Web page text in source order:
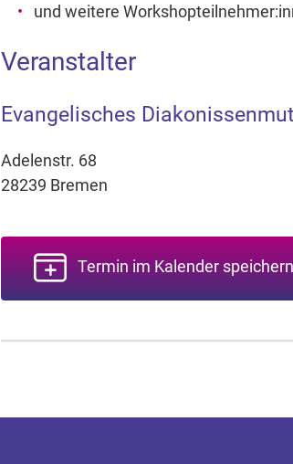
und weitere
Veranstalter
Evangelisches
Adelenstr. 68
28239 Bremen
Termin im Kalender speichern